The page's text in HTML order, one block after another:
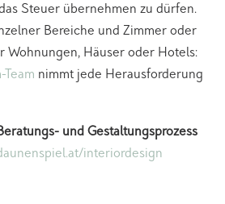
Steuer übernehmen zu dürfen.
Bereiche und Zimmer oder
Wohnungen, Häuser oder Hotels:
nimmt jede Herausforderung
und Gestaltungsprozess
interiordesign